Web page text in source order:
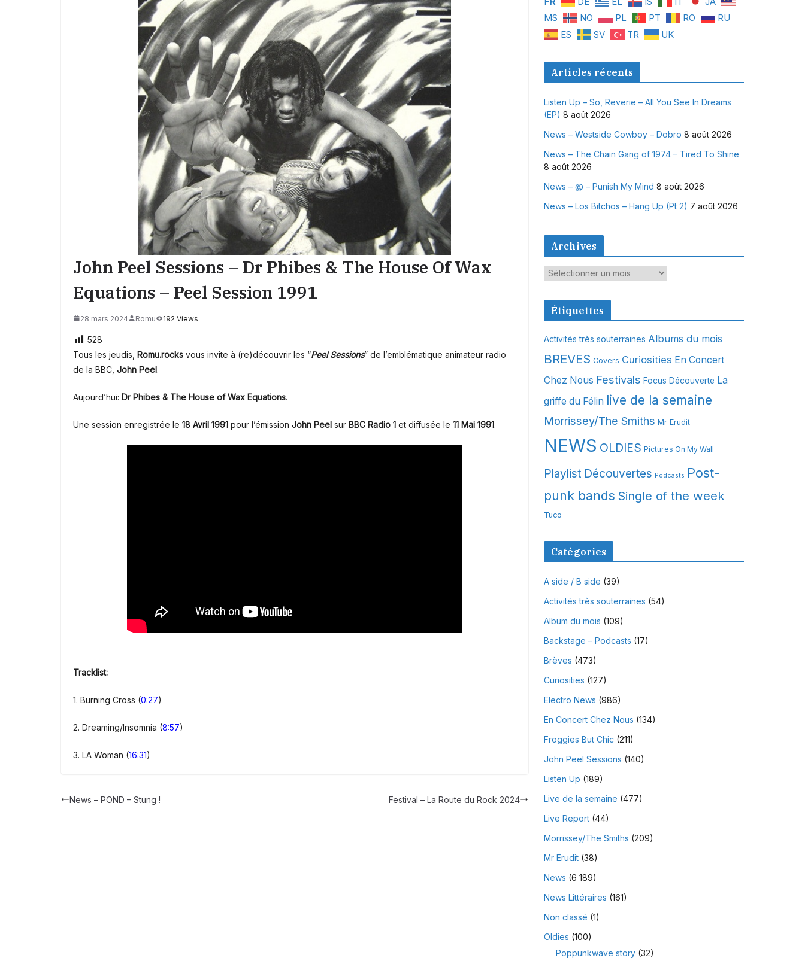
John Peel Sessions – Dr Phibes & The House Of Wax
Equations – Peel Session 1991
28 mars 2024 Romu 192 Views
528
Tous les jeudis, Romu.rocks vous invite à (re)découvrir les “Peel Sessions” de l’emblématique animateur radio
de la BBC, John Peel.
Aujourd’hui: Dr Phibes & The House of Wax Equations.
Une session enregistrée le 18 Avril 1991 pour l’émission John Peel sur BBC Radio 1 et diffusée le 11 Mai 1991.
Tracklist:
1. Burning Cross (0:27)
2. Dreaming/Insomnia (8:57)
3. LA Woman (16:31)
News – POND – Stung ! Festival – La Route du Rock 2024
MS
NO PL PT RO
RU
ES
SV TR UK
Articles récents
Listen Up – So, Reverie – All You See In Dreams
(EP) 8 août 2026
News – Westside Cowboy – Dobro 8 août 2026
News – The Chain Gang of 1974 – Tired To Shine
8 août 2026
News – @ – Punish My Mind 8 août 2026
News – Los Bitchos – Hang Up (Pt 2) 7 août 2026
Archives
A
c
e
s
Étiquettes
Activités très souterraines Albums du mois
BREVES Covers Curiosities En Concert
Chez Nous Festivals Focus Découverte La
griffe du Félin live de la semaine
Morrissey/The Smiths Mr Erudit
NEWS OLDIES Pictures On My Wall
Playlist Découvertes Podcasts Post-
punk bands Single of the week
Tuco
Catégories
A side / B side (39)
Activités très souterraines (54)
Album du mois (109)
Backstage – Podcasts (17)
Brèves (473)
Curiosities (127)
Electro News (986)
En Concert Chez Nous (134)
Froggies But Chic (211)
John Peel Sessions (140)
Listen Up (189)
Live de la semaine (477)
Live Report(44)
Morrissey/The Smiths (209)
Mr Erudit(38)
News (6 189)
News Littéraires (161)
Non classé (1)
Oldies (100)
Poppunkwave story(32)